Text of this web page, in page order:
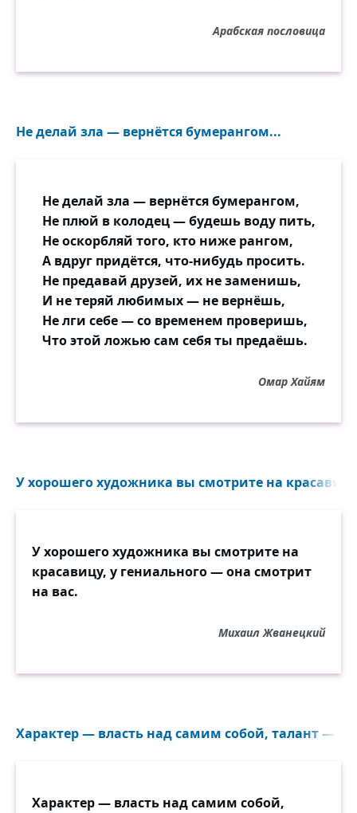
Арабская пословица
Не делай зла — вернётся бумерангом...
Не делай зла — вернётся бумерангом,
Не плюй в колодец — будешь воду пить,
Не оскорбляй того, кто ниже рангом,
А вдруг придётся, что-нибудь просить.
Не предавай друзей, их не заменишь,
И не теряй любимых — не вернёшь,
Не лги себе — со временем проверишь,
Что этой ложью сам себя ты предаёшь.
Омар Хайям
У хорошего художника вы смотрите на
У хорошего художника вы смотрите на
красавицу, у гениального — она смотрит
на вас.
Михаил Жванецкий
Характер — власть над самим собой, талант —
Характер — власть над самим собой,